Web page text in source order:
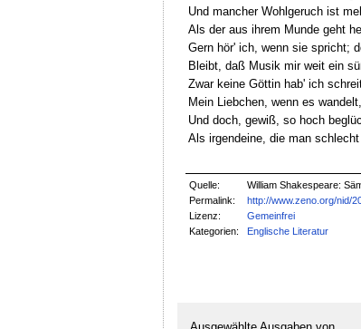
Und mancher Wohlgeruch ist
Als der aus ihrem Munde geht
Gern hör' ich, wenn sie spricht;
Bleibt, daß Musik mir weit ein
Zwar keine Göttin hab' ich
Mein Liebchen, wenn es
Und doch, gewiß, so hoch
Als irgendeine, die man schlecht
Quelle:
William Shakespeare:
Permalink:
http://www.zeno.org/nid/
Lizenz:
Gemeinfrei
Kategorien:
Englische Literatur